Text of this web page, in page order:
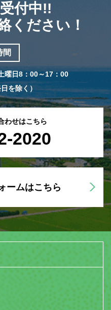
付中!!
ください！
間
日8：00～17：00
を除く）
わせはこちら
2020
ームはこちら